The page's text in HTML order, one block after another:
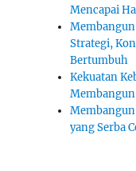
Mencapai
Strategi,
Bertumbuh
Kekuatan
Membangun
yang Serba